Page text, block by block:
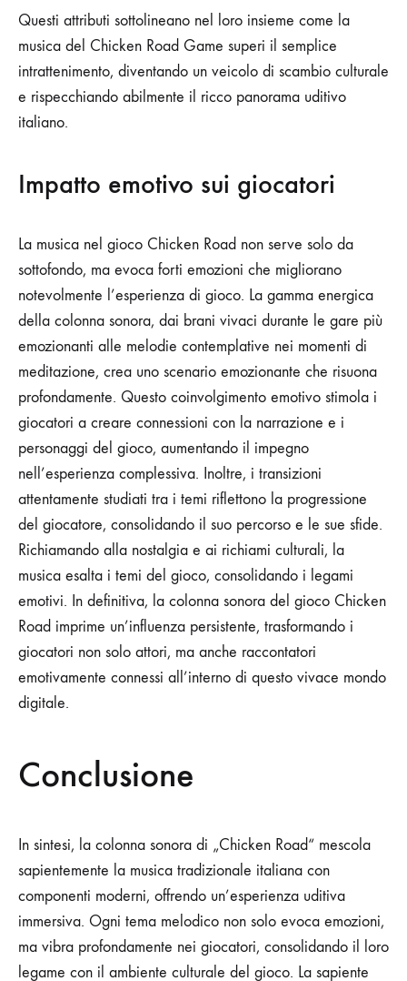
Questi attributi sottolineano nel loro insieme come la
musica del Chicken Road Game superi il semplice
intrattenimento, diventando un veicolo di scambio culturale
e rispecchiando abilmente il ricco panorama uditivo
italiano.
Impatto emotivo sui giocatori
La musica nel gioco Chicken Road non serve solo da
sottofondo, ma evoca forti emozioni che migliorano
notevolmente l’esperienza di gioco. La gamma energica
della colonna sonora, dai brani vivaci durante le gare più
emozionanti alle melodie contemplative nei momenti di
meditazione, crea uno scenario emozionante che risuona
profondamente. Questo coinvolgimento emotivo stimola i
giocatori a creare connessioni con la narrazione e i
personaggi del gioco, aumentando il impegno
nell’esperienza complessiva. Inoltre, i transizioni
attentamente studiati tra i temi riflettono la progressione
del giocatore, consolidando il suo percorso e le sue sfide.
Richiamando alla nostalgia e ai richiami culturali, la
musica esalta i temi del gioco, consolidando i legami
emotivi. In definitiva, la colonna sonora del gioco Chicken
Road imprime un’influenza persistente, trasformando i
giocatori non solo attori, ma anche raccontatori
emotivamente connessi all’interno di questo vivace mondo
digitale.
Conclusione
In sintesi, la colonna sonora di „Chicken Road“ mescola
sapientemente la musica tradizionale italiana con
componenti moderni, offrendo un’esperienza uditiva
immersiva. Ogni tema melodico non solo evoca emozioni,
ma vibra profondamente nei giocatori, consolidando il loro
legame con il ambiente culturale del gioco. La sapiente